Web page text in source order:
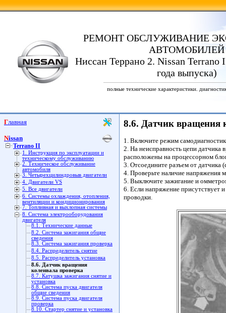
РЕМОНТ ОБСЛУЖИВАНИЕ
АВТОМОБИЛЕЙ
Ниссан Террано 2. Nissan Terrano
года выпуска)
полные технические характеристики.
Главная
Nissan
Terrano II
1. Инструкция по эксплуатации и
техническому обслуживанию
2. Техническое обслуживание
автомобиля
3. Четырехцилиндровыв двигатели
4. Двигатели VS
5. Все двигатели
6. Системы охлаждения, отопления,
вентиляции и кондиционирования
7. Топливная и выхлопная системы
8. Система электрооборудования
двигателя
8.1. Технические данные
8.2. Система зажигания общие
сведения
8.3. Система зажигания проверка
8.4. Распределитель снятие
8.5. Распределитель установка
8.6. Датчик вращения
коленвала проверка
8.7. Катушка зажигания снятие и
установка
8.8. Система пуска двигателя
общие сведения
8.9. Система пуска двигателя
проверка
8.10. Стартер снятие и установка
8.6. Датчик вращения
1. Включите режим
2. На неисправность цепи датчика
расположены на процессорном
3. Отсоедините разъем от датчика
4. Проверьте наличие
5. Выключите зажигание и
6. Если напряжение присутствует
проводки.